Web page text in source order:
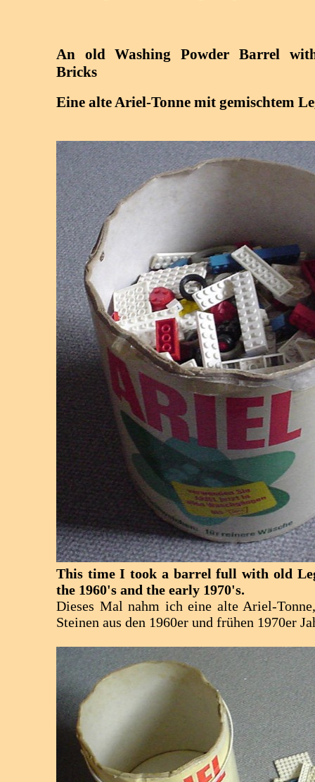
An old Washing Powder Barrel
Bricks
Eine alte Ariel-Tonne mit gemischtem
This time I took a barrel full with old
the 1960's and the early 1970's.
Dieses Mal nahm ich eine alte Ariel-
Steinen aus den 1960er und frühen 1970er